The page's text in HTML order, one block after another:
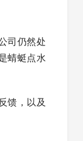
司仍然处
蜻蜓点水
馈，以及